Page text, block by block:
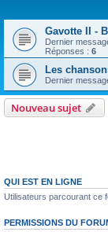
Gavotte II -
Dernier
Réponses : 6
Les
Dernier
Nouveau sujet
QUI EST EN LIGNE
Utilisateurs parcourant ce
PERMISSIONS DU